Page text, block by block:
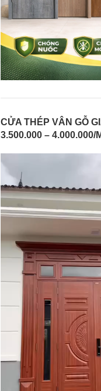
CỬA THÉP VÂN GỖ
3.500.000 – 4.000.000/